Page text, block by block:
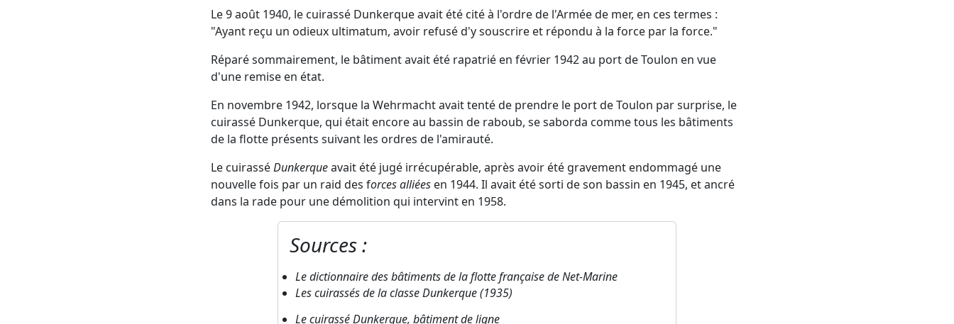
Le 9 août 1940, le cuirassé Dunkerque avait été cité à l'ordre de l'Armée de mer, en ces termes :
"Ayant reçu un odieux ultimatum, avoir refusé d'y souscrire et répondu à la force par la force."
Réparé sommairement, le bâtiment avait été rapatrié en février 1942 au port de Toulon en vue
d'une remise en état.
En novembre 1942, lorsque la Wehrmacht avait tenté de prendre le port de Toulon par surprise, le
cuirassé Dunkerque, qui était encore au bassin de raboub, se saborda comme tous les bâtiments
de la flotte présents suivant les ordres de l'amirauté.
Le cuirasséDunkerqueavait été jugé irrécupérable, après avoir été gravement endommagé une
nouvelle fois par un raid des forces alliéesen 1944. Il avait été sorti de son bassin en 1945, et ancré
dans la rade pour une démolition qui intervint en 1958.
Sources :
Le dictionnaire des bâtiments de la flotte française de Net-Marine
Les cuirassés de la classeDunkerque(1935)
Le cuirasséDunkerque, bâtiment de ligne